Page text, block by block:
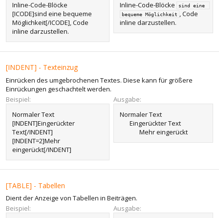
Inline-Code-Blöcke
[ICODE]sind eine bequeme
Möglichkeit[/ICODE], Code
inline darzustellen.
Inline-Code-Blöcke
sind eine
bequeme Möglichkeit , Code
inline darzustellen.
[INDENT] - Texteinzug
Einrücken des umgebrochenen Textes. Diese kann für größere
Einrückungen geschachtelt werden.
Beispiel:
Normaler Text
[INDENT]Eingerückter
Text[/INDENT]
[INDENT=2]Mehr
eingerückt[/INDENT]
Ausgabe:
Normaler Text
Eingerückter Text​
Mehr eingerückt​
[TABLE] - Tabellen
Dient der Anzeige von Tabellen in Beiträgen.
Beispiel:
Ausgabe: